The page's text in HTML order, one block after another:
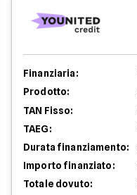
Finanziaria:
Prodotto:
TAN Fisso:
TAEG:
Durata finanziamento:
Importo finanziato:
Totale dovuto: